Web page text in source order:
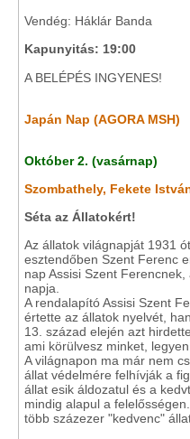
Vendég: Háklár Banda
Kapunyitás: 19:00
A BELÉPÉS INGYENES!
Japán Nap (AGORA MSH)
Október 2. (vasárnap)
Szombathely, Fekete
Séta az Állatokért!
Az állatok világnapját 1931
esztendőben Szent Ferenc
nap Assisi Szent
napja.
A rendalapító Assisi Szent
értette az állatok nyelvét,
13. század elején azt
ami körülvesz minket,
A világnapon ma már nem
állat védelmére felhívják a
állat esik áldozatul és a
mindig alapul a
több százezer "kedvenc"